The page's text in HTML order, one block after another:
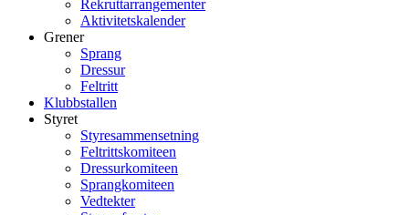
Rekruttarrangementer
Aktivitetskalender
Grener
Sprang
Dressur
Feltritt
Klubbstallen
Styret
Styresammensetning
Feltrittskomiteen
Dressurkomiteen
Sprangkomiteen
Vedtekter